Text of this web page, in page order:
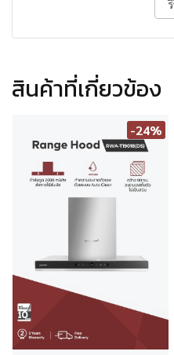
สินค้าที่เกี่ยวข้อง
-24%